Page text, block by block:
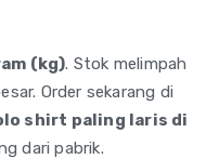
(kg). Stok melimpah
Order sekarang di
shirt paling laris di
dari pabrik.